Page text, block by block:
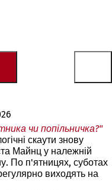
чи попільничка?"
скаути знову
Майнц у належній
По п'ятницях, суботах
виходять на